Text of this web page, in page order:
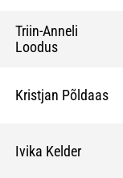
Triin-Anneli
Loodus
Kristjan Põldaas
Ivika Kelder